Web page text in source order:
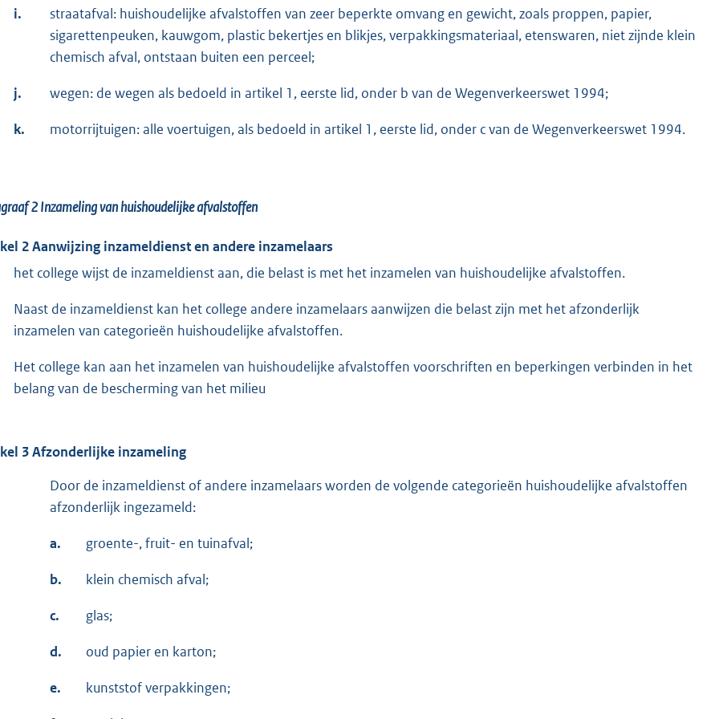
i.
straatafval: huishoudelijke afvalstoffen van zeer beperkte omvang en gewicht, zoals proppen, papier,
sigarettenpeuken, kauwgom, plastic bekertjes en blikjes, verpakkingsmateriaal, etenswaren, niet zijnde klein
chemisch afval, ontstaan buiten een perceel;
j. wegen: de wegen als bedoeld in artikel 1, eerste lid, onder b van de Wegenverkeerswet 1994;
k. motorrijtuigen: alle voertuigen, als bedoeld in artikel 1, eerste lid, onder c van de Wegenverkeerswet 1994.
2Inzameling van huishoudelijke afvalstoffen
2 Aanwijzing inzameldienst en andere inzamelaars
het college wijst de inzameldienst aan, die belast is met het inzamelen van huishoudelijke afvalstoffen.
Naast de inzameldienst kan het college andere inzamelaars aanwijzen die belast zijn met het afzonderlijk
inzamelen van categorieën huishoudelijke afvalstoffen.
Het college kan aan het inzamelen van huishoudelijke afvalstoffen voorschriften en beperkingen verbinden in het
belang van de bescherming van het milieu
3 Afzonderlijke inzameling
Door de inzameldienst of andere inzamelaars worden de volgende categorieën huishoudelijke afvalstoffen
afzonderlijk ingezameld:
a. groente-, fruit- en tuinafval;
b. klein chemisch afval;
c. glas;
d. oud papier en karton;
e. kunststof verpakkingen;